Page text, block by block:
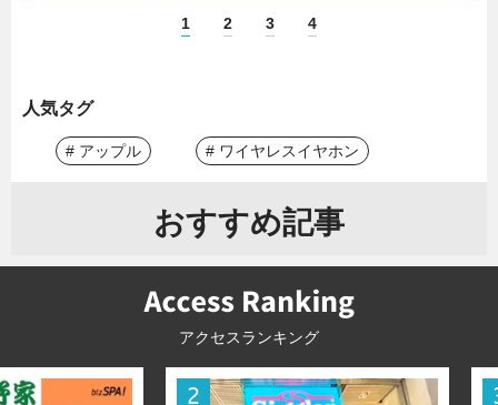
1 2 3 4
人気タグ
# アップル # ワイヤレスイヤホン
おすすめ記事
アクセスランキング